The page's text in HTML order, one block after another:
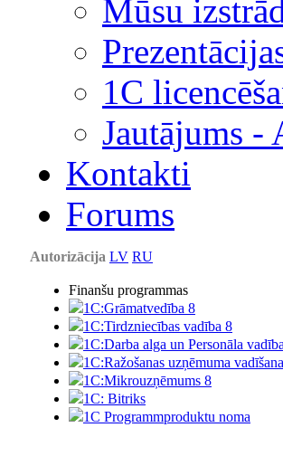
Mūsu
1С
Jautājums -
Kontakti
Forums
Autorizācija LV RU
Finanšu programmas
1C:Grāmatvedība 8
1C:Tirdzniecības vadība 8
1C:Darba alga un Personāla
1C:Ražošanas uzņēmuma
1С:Мikrouzņēmums 8
1C: Bitriks
1C Programmproduktu noma